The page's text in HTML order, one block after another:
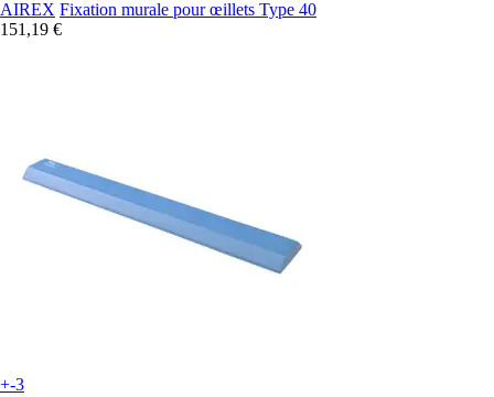
AIREX Fixation murale pour œillets Type 40
151,19 €
+-3